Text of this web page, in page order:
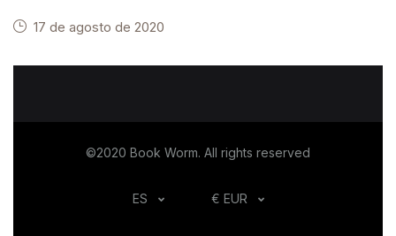
17 de agosto de 2020
©2020 Book Worm. All rights reserved
ES € EUR